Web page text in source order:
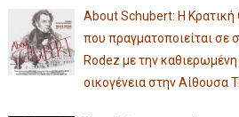
About Schubert: Η
που πραγματοποιείται σε
Rodez με την
οικογένεια στην Αίθουσα